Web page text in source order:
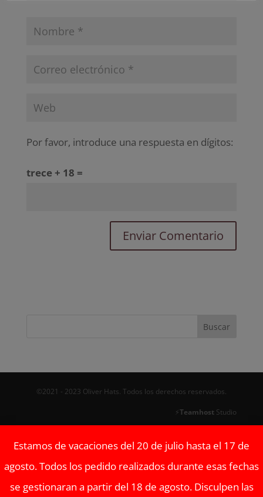
Estamos de vacaciones del 20 de julio hasta el 17 de
agosto. Todos los pedido realizados durante esas fechas
se gestionaran a partir del 18 de agosto. Disculpen las
Por favor, introduce una respuesta en dígitos:
trece + 18 =
©2021 - 2023 Oliver Hats. Todos los derechos reservados.
⚡Teamhost Studio